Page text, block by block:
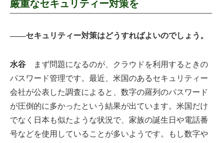
厳重なセキュリティー対策を
――セキュリティー対策はどうすればよいのでしょう。
水谷 まず問題になるのが、クラウドを利用するときの
パスワード管理です。最近、米国のあるセキュリティー
会社が公表した調査によると、数字の羅列のパスワード
が圧倒的に多かったという結果が出ています。米国だけ
でなく日本も似たような状況で、家族の誕生日や電話番
号などを使用していることが多いようです。もし数字や